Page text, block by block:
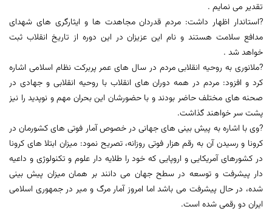
تقدیر می نمایم .
?استاندار اظهار داشت: مردم قدردان مجاهدت ها و ایثارگری های شهدای
مدافع سلامت هستند و نام این عزیزان در این دوره از تاریخ انقلاب ثبت
خواهد شد .
?ملانوری به روحیه انقلابی مردم در سال های عمر پربرکت نظام اسلامی اشاره
کرد و افزود: مردم در همه دوران های انقلاب با روحیه انقلابی و جهادی در
صحنه های مختلف حاضر بودند و با حضورشان این بحران مهم و نوپدید را نیز
پشت سر خواهند گذاشت.
?وی با اشاره به پیش بینی های جهانی در خصوص آمار فوتی های کشورمان در
کرونا و رسیدن آن به رقم هزار فوتی روزانه، تصریح نمود: میزان ابتلا های کرونا
در کشورهای آمریکایی و اروپایی که خود را طلایه دار علوم و تکنولوژی و داعیه
دار پیشرفت و توسعه در سطح جهان می دانند بر همان میزان پیش بینی
شده، در حال پیشرفت می باشد اما امروز آمار مرگ و میر در جمهوری اسلامی
ایران دو رقمی شده است.